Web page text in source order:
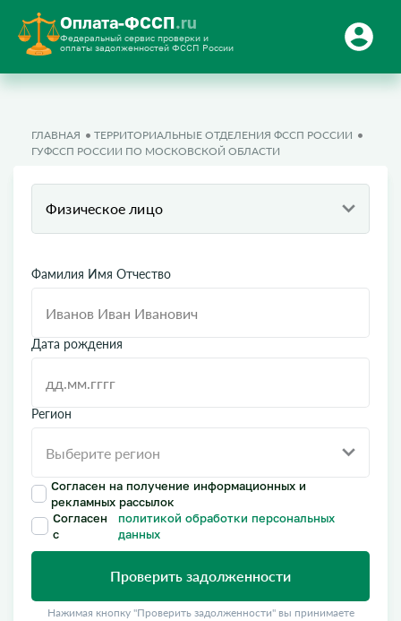
Оплата-ФССП.ru
Федеральный сервис проверки и
оплаты задолженностей ФССП России
ГЛАВНАЯ
ТЕРРИТОРИАЛЬНЫЕ ОТДЕЛЕНИЯ ФССП РОССИИ
ГУФССП РОССИИ ПО МОСКОВСКОЙ ОБЛАСТИ
Физическое лицо
Фамилия Имя Отчество
Дата рождения
Регион
Согласен на получение информационных и
рекламных рассылок
Согласен
с
политикой обработки персональных
данных
Проверить задолженности
Нажимая кнопку "Проверить задолженности" вы принимаете